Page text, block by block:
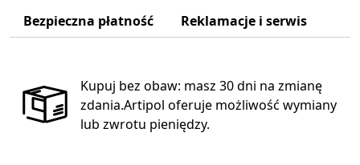
Bezpieczna płatność
Reklamacje i serwis
Kupuj bez obaw: masz 30 dni na zmianę
zdania.Artipol oferuje możliwość wymiany
lub zwrotu pieniędzy.